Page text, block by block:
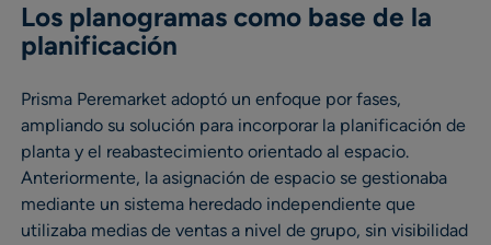
Los planogramas como base de la
planificación
Prisma Peremarket adoptó un enfoque por fases,
ampliando su solución para incorporar la planificación de
planta y el reabastecimiento orientado al espacio.
Anteriormente, la asignación de espacio se gestionaba
mediante un sistema heredado independiente que
utilizaba medias de ventas a nivel de grupo, sin visibilidad